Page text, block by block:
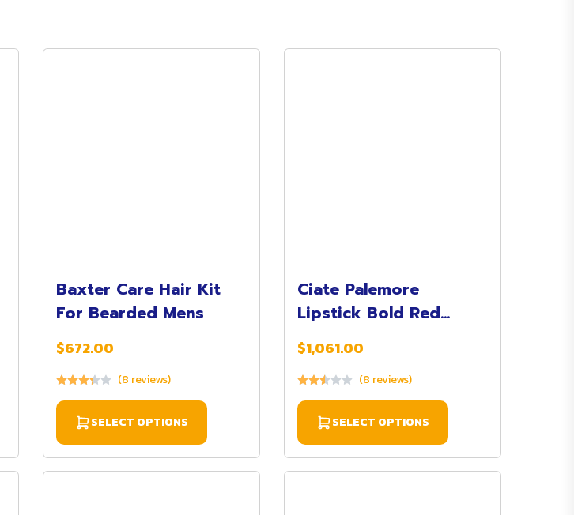
Baxter Care Hair Kit
For Bearded Mens
$672.00
(8 reviews)
SELECT OPTIONS
Ciate Palemore
Lipstick Bold Red
Color
$1,061.00
(8 reviews)
SELECT OPTIONS